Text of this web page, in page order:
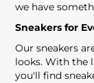
we have
Sneakers for
Our sneakers
looks. With the
you'll find